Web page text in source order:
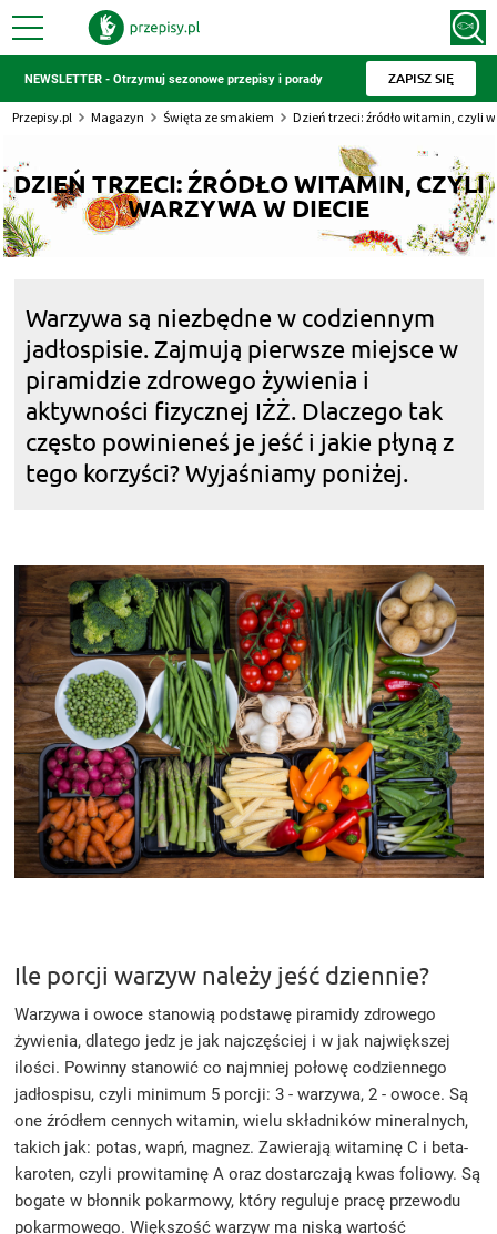
NEWSLETTER - Otrzymuj sezonowe przepisy i porady ZAPISZ SIĘ
Przepisy.pl Magazyn Święta ze smakiem Dzień trzeci: źródło witamin, czyli
DZIEŃ TRZECI: ŹRÓDŁO WITAMIN, CZYLI
WARZYWA W DIECIE
Warzywa są niezbędne w codziennym
jadłospisie. Zajmują pierwsze miejsce w
piramidzie zdrowego żywienia i
aktywności fizycznej IŻŻ. Dlaczego tak
często powinieneś je jeść i jakie płyną z
tego korzyści? Wyjaśniamy poniżej.
Ile porcji warzyw należy jeść dziennie?
Warzywa i owoce stanowią podstawę piramidy zdrowego
żywienia, dlatego jedz je jak najczęściej i w jak największej
ilości. Powinny stanowić co najmniej połowę codziennego
jadłospisu, czyli minimum 5 porcji: 3 - warzywa, 2 - owoce. Są
one źródłem cennych witamin, wielu składników mineralnych,
takich jak: potas, wapń, magnez. Zawierają witaminę C i beta-
karoten, czyli prowitaminę A oraz dostarczają kwas foliowy. Są
bogate w błonnik pokarmowy, który reguluje pracę przewodu
pokarmowego. Większość warzyw ma niską wartość